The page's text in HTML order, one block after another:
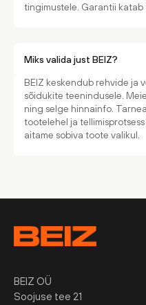
tingimustele. Garantii katab
Miks valida just BEIZ?
BEIZ keskendub rehvide ja
sõidukite teenindusele.
ning selge hinnainfo.
tootelehel ja
aitame sobiva toote valikul.
BEIZ OÜ
Soojuse tee 21